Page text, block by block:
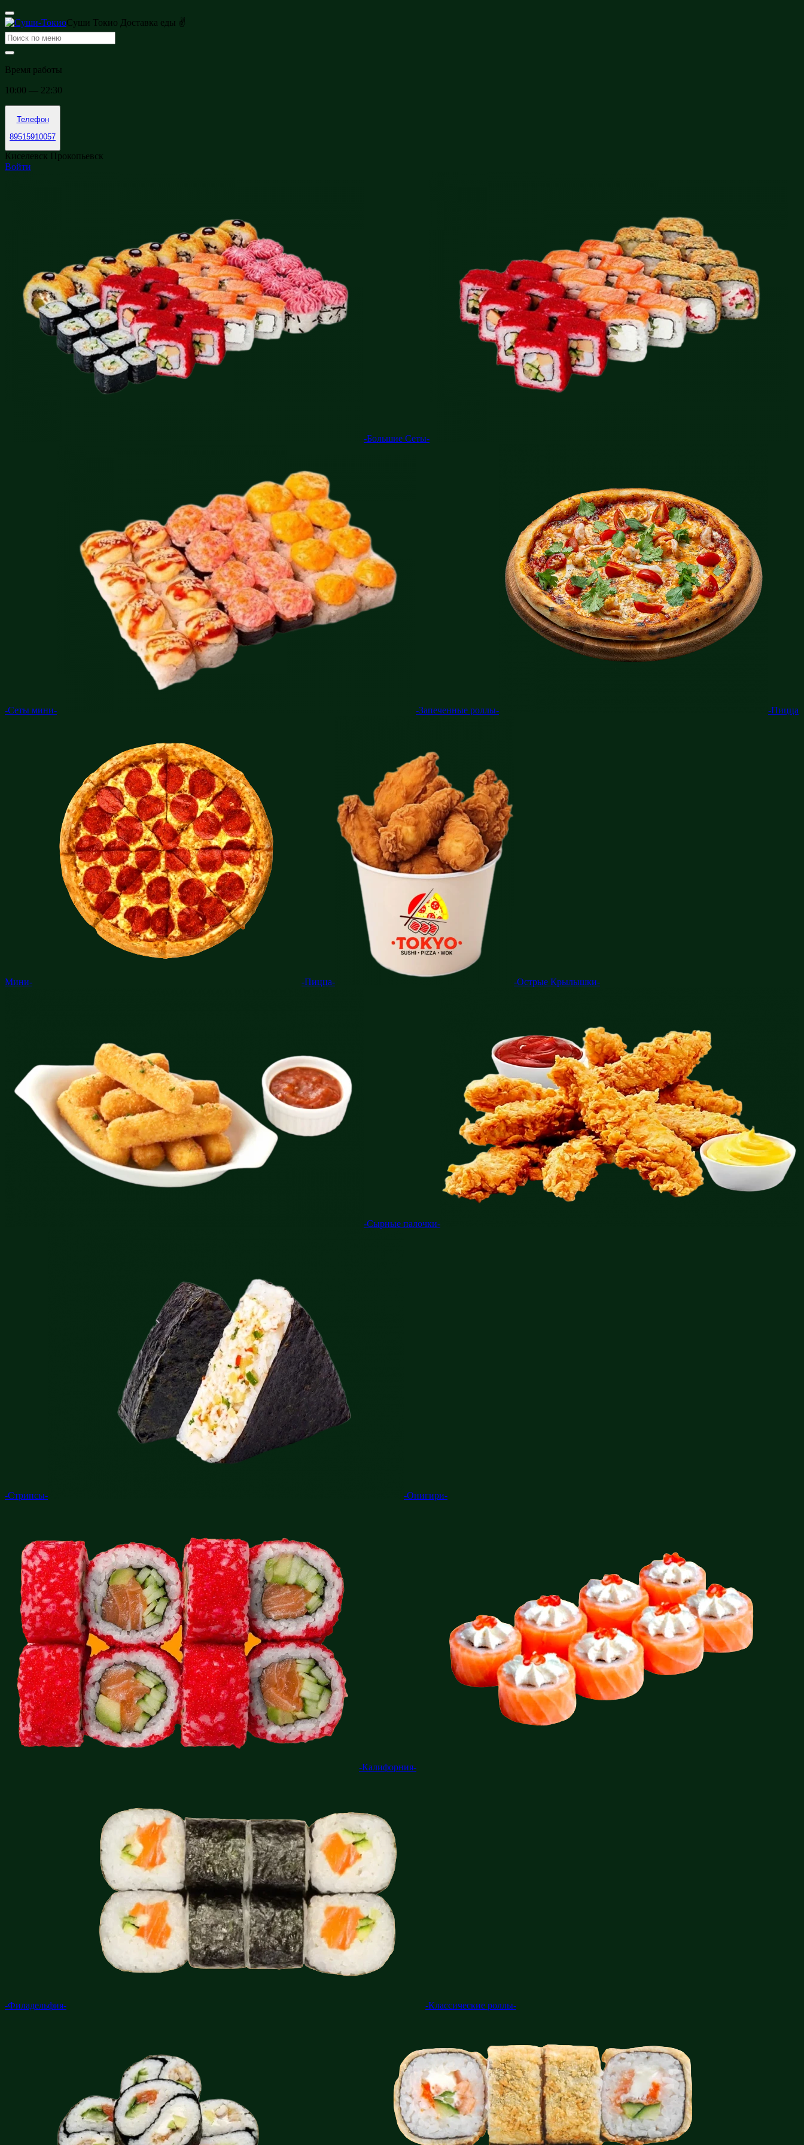
Суши Токио Доставка еды ✌
Время работы
10:00 — 22:30
Телефон
89515910057
Киселевск Прокопьевск
Войти
-Большие Сеты-
-Сеты мини- -Запеченные роллы- -Пицца
Мини- -Пицца- -Острые Крылышки-
-Сырные палочки-
-Стрипсы- -Онигири-
-Калифорния-
-Филадельфия- -Классические роллы-